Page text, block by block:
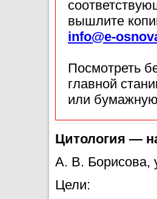
вышлите
info@e-
Посмотреть
главной
или
Цитология —
А. В. Борисова,
Цели: